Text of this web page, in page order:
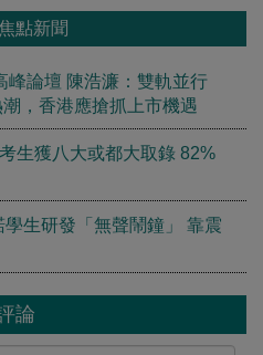
點新聞
峰論壇 陳浩濂：雙軌並行
，香港應搶抓上市機遇
生獲八大或都大取錄 82%
學生研發「無聲鬧鐘」 靠震
論